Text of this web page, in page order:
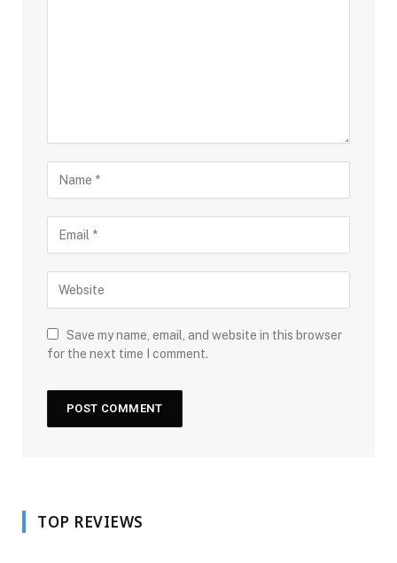
Save my name, email, and website in this browser
for the next time I comment.
TOP REVIEWS